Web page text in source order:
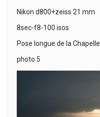
Nikon d800+zeiss 21 mm
8sec-f8-100 isos
Pose longue de la Chapelle
photo 5